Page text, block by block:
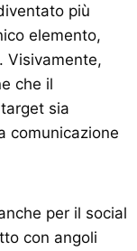
più
elemento,
Visivamente,
che il
sia
comunicazione
per il social
con angoli